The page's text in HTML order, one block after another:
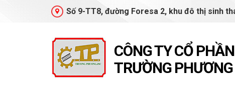
Số 9-TT8, đường Foresa 2, khu đô thị sinh
CÔNG TY CỔ PHẦN
TRƯỜNG